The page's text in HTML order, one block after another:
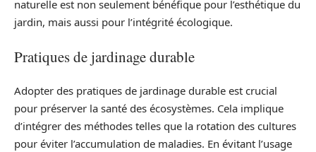
naturelle est non seulement bénéfique pour l’esthétique du
jardin, mais aussi pour l’intégrité écologique.
Pratiques de jardinage durable
Adopter des pratiques de jardinage durable est crucial
pour préserver la santé des écosystèmes. Cela implique
d’intégrer des méthodes telles que la rotation des cultures
pour éviter l’accumulation de maladies. En évitant l’usage